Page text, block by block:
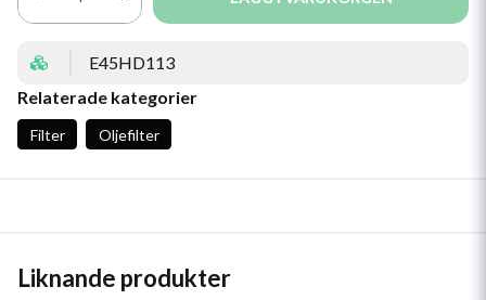
E45HD113
Relaterade kategorier
Filter Oljefilter
Liknande produkter